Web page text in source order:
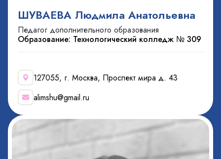
ШУВАЕВА Людмила Анатольевна
Педагог дополнительного образования
Образование: Технологический колледж № 309
127055, г. Москва, Проспект мира д. 43
alimshu@gmail.ru